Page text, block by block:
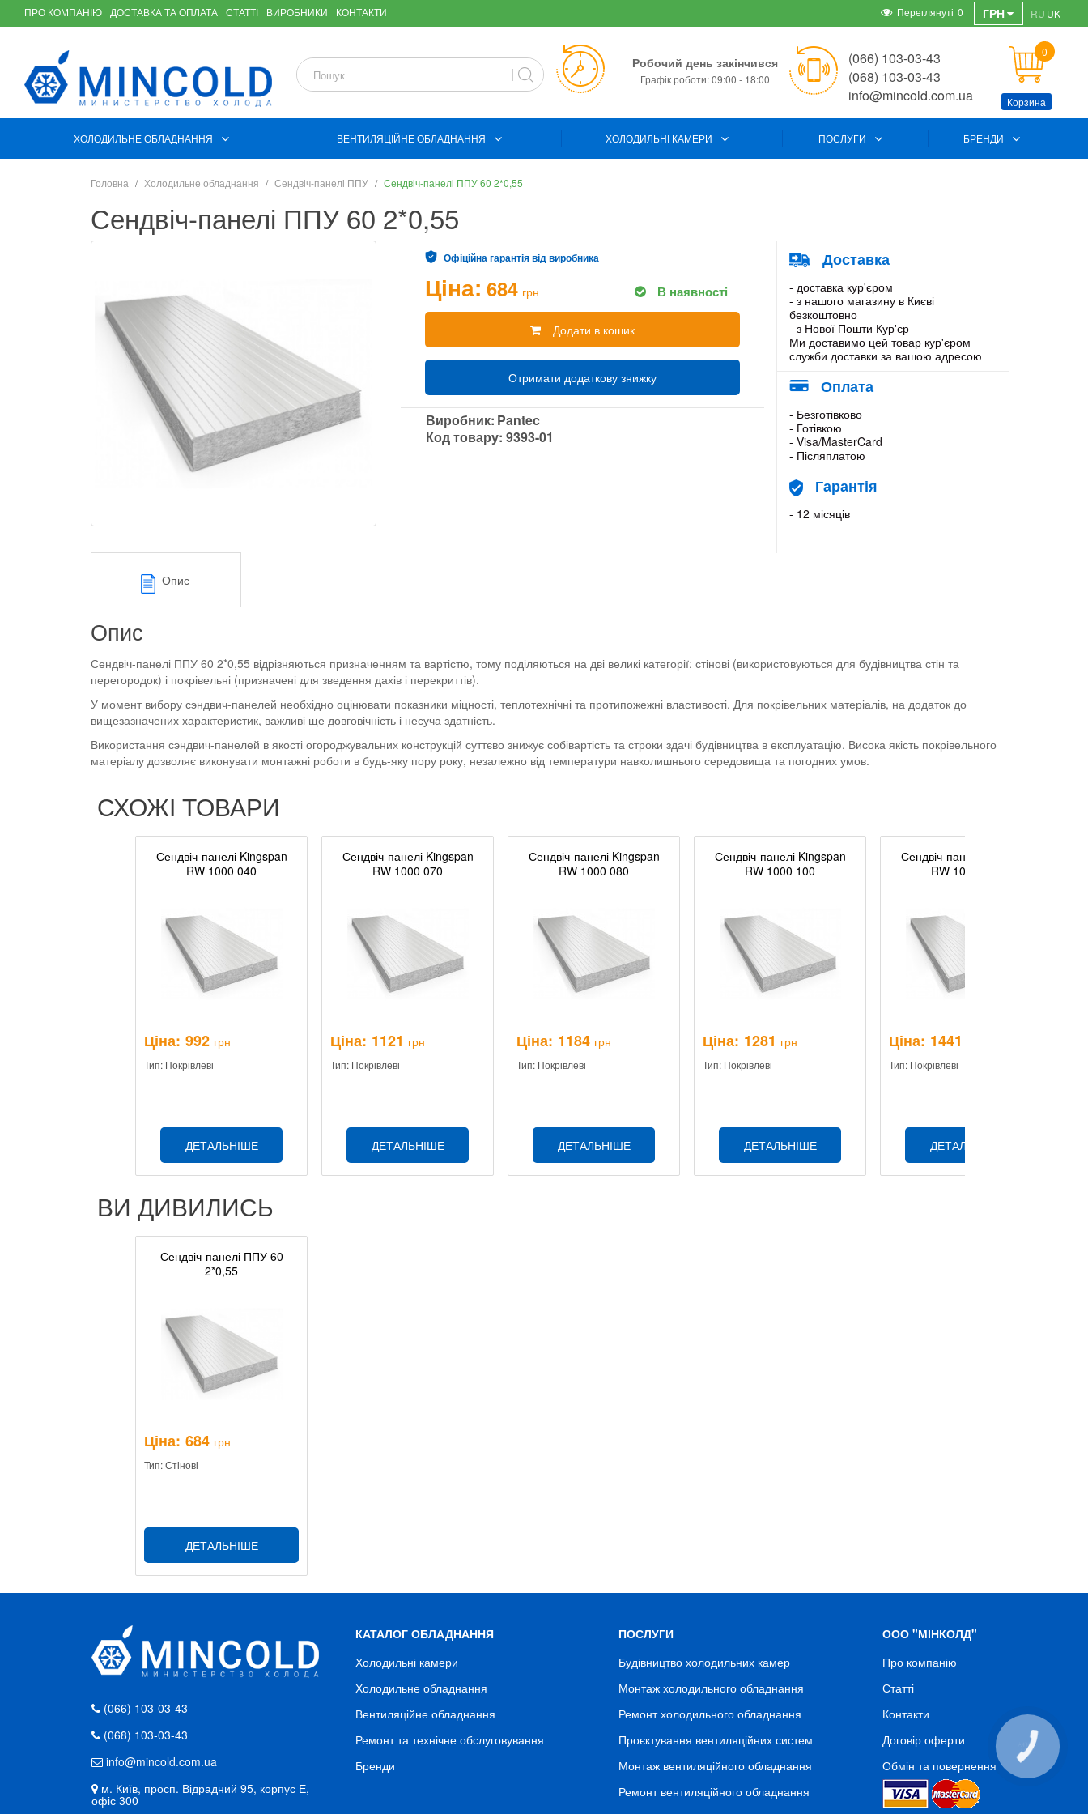
ПРО КОМПАНІЮ ДОСТАВКА ТА ОПЛАТА СТАТТІ ВИРОБНИКИ КОНТАКТИ ГРН RU UK
Переглянуті 0
Робочий день закінчився
Графік роботи: 09:00 - 18:00
(066) 103-03-43
(068) 103-03-43
info@mincold.com.ua
0
Корзина
ХОЛОДИЛЬНЕ ОБЛАДНАННЯ ВЕНТИЛЯЦІЙНЕ ОБЛАДНАННЯ ХОЛОДИЛЬНІ КАМЕРИ ПОСЛУГИ БРЕНДИ
Головна Холодильне обладнання Сендвіч-панелі ППУ Сендвіч-панелі ППУ 60 2*0,55
Сендвіч-панелі ППУ 60 2*0,55
Офіційна гарантія від виробника
Ціна: 684 грн В наявності
Додати в кошик
Отримати додаткову знижку
Виробник: Pantec
Код товару:9393-01
Доставка
- доставка кур'єром
- з нашого магазину в Києві
безкоштовно
- з Нової Пошти Кур'єр
Ми доставимо цей товар кур'єром
служби доставки за вашою адресою
Оплата
- Безготівково
- Готівкою
- Visa/MasterCard
- Післяплатою
Гарантія
- 12 місяців
Опис
Опис
Сендвіч-панелі ППУ 60 2*0,55 відрізняються призначенням та вартістю, тому поділяються на дві великі категорії: стінові (використовуються для будівництва стін та
перегородок) і покрівельні (призначені для зведення дахів і перекриттів).
У момент вибору сэндвич-панелей необхідно оцінювати показники міцності, теплотехнічні та протипожежні властивості. Для покрівельних матеріалів, на додаток до
вищезазначених характеристик, важливі ще довговічність і несуча здатність.
Використання сэндвич-панелей в якості огороджувальних конструкцій суттєво знижує собівартість та строки здачі будівництва в експлуатацію. Висока якість покрівельного
матеріалу дозволяє виконувати монтажні роботи в будь-яку пору року, незалежно від температури навколишнього середовища та погодних умов.
СХОЖІ ТОВАРИ
Сендвіч-панелі Kingspan
RW 1000 040
Ціна: 992 грн
Тип: Покрівлеві
ДЕТАЛЬНІШЕ
Сендвіч-панелі Kingspan
RW 1000 070
Ціна: 1121 грн
Тип: Покрівлеві
ДЕТАЛЬНІШЕ
Сендвіч-панелі Kingspan
RW 1000 080
Ціна: 1184 грн
Тип: Покрівлеві
ДЕТАЛЬНІШЕ
Сендвіч-панелі Kingspan
RW 1000 100
Ціна: 1281 грн
Тип: Покрівлеві
ДЕТАЛЬНІШЕ
Сендвіч-панелі Kingspan
RW 1000 120
Ціна: 1441
Тип: Покрівлеві
ДЕТАЛЬНІШЕ
ВИ ДИВИЛИСЬ
Сендвіч-панелі ППУ 60
2*0,55
Ціна: 684 грн
Тип: Стінові
ДЕТАЛЬНІШЕ
(066) 103-03-43
(068) 103-03-43
info@mincold.com.ua
м. Київ, просп. Відрадний 95, корпус Е,
офіс 300
КАТАЛОГ ОБЛАДНАННЯ
Холодильні камери
Холодильне обладнання
Вентиляційне обладнання
Ремонт та технічне обслуговування
Бренди
ПОСЛУГИ
Будівництво холодильних камер
Монтаж холодильного обладнання
Ремонт холодильного обладнання
Проєктування вентиляційних систем
Монтаж вентиляційного обладнання
Ремонт вентиляційного обладнання
ООО "МІНКОЛД"
Про компанію
Статті
Контакти
Договір оферти
Обмін та повернення
КНОПКА
СВЯЗИ